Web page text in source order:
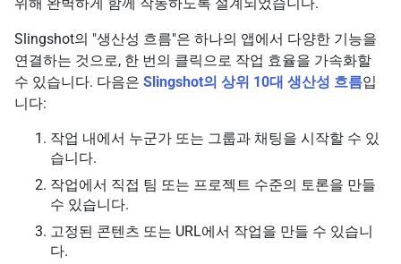
Slingshot의 "생산성 흐름"은 하나의 앱에서 다양한 기능을
연결하는 것으로, 한 번의 클릭으로 작업 효율을 가속화할
수 있습니다. 다음은 Slingshot의 상위 10대 생산성 흐름입
니다:
작업 내에서 누군가 또는 그룹과 채팅을 시작할 수 있
습니다.
작업에서 직접 팀 또는 프로젝트 수준의 토론을 만들
수 있습니다.
고정된 콘텐츠 또는 URL에서 작업을 만들 수 있습니
다.